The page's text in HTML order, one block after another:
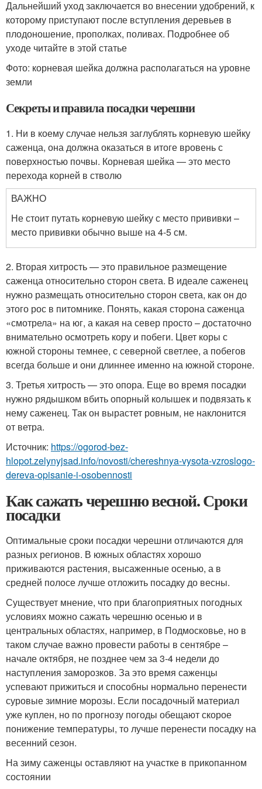
Дальнейший уход заключается во внесении удобрений, к
которому приступают после вступления деревьев в
плодоношение, прополках, поливах. Подробнее об
уходе читайте в этой статье
Фото: корневая шейка должна располагаться на уровне
земли
Секреты и правила посадки черешни
1. Ни в коему случае нельзя заглублять корневую шейку
саженца, она должна оказаться в итоге вровень с
поверхностью почвы. Корневая шейка — это место
перехода корней в стволю
ВАЖНО
Не стоит путать корневую шейку с место прививки –
место прививки обычно выше на 4-5 см.
2. Вторая хитрость — это правильное размещение
саженца относительно сторон света. В идеале саженец
нужно размещать относительно сторон света, как он до
этого рос в питомнике. Понять, какая сторона саженца
«смотрела» на юг, а какая на север просто – достаточно
внимательно осмотреть кору и побеги. Цвет коры с
южной стороны темнее, с северной светлее, а побегов
всегда больше и они длиннее именно на южной стороне.
3. Третья хитрость — это опора. Еще во время посадки
нужно рядышком вбить опорный колышек и подвязать к
нему саженец. Так он вырастет ровным, не наклонится
от ветра.
Источник: https://ogorod-bez-
hlopot.zelynyjsad.info/novosti/chereshnya-vysota-vzroslogo-
dereva-opisanie-i-osobennosti
Как сажать черешню весной. Сроки
посадки
Оптимальные сроки посадки черешни отличаются для
разных регионов. В южных областях хорошо
приживаются растения, высаженные осенью, а в
средней полосе лучше отложить посадку до весны.
Существует мнение, что при благоприятных погодных
условиях можно сажать черешню осенью и в
центральных областях, например, в Подмосковье, но в
таком случае важно провести работы в сентябре –
начале октября, не позднее чем за 3-4 недели до
наступления заморозков. За это время саженцы
успевают прижиться и способны нормально перенести
суровые зимние морозы. Если посадочный материал
уже куплен, но по прогнозу погоды обещают скорое
понижение температуры, то лучше перенести посадку на
весенний сезон.
На зиму саженцы оставляют на участке в прикопанном
состоянии